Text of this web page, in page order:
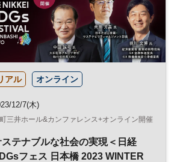
アル オンライン
12/7(木)
三井ホール&カンファレンス+オンライン開催
ステナブルな社会の実現＜日経
フェス 日本橋 2023 WINTER